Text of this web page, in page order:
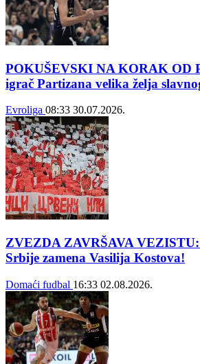
POKUŠEVSKI NA KORAK OD
igrač Partizana velika želja
Evroliga 08:33 30.07.2026.
ZVEZDA ZAVRŠAVA VEZISTU:
Srbije zamena Vasilija Kostova!
Domaći fudbal 16:33 02.08.2026.